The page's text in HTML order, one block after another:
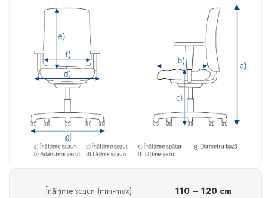
Înălțime scaun (min-max)
110 – 120 cm